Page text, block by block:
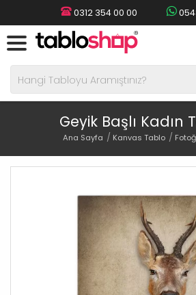
0312 354 00 00
Geyik Başlı Kadın
Ana Sayfa Kanvas Tablo